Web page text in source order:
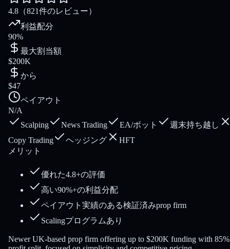
4.8 （821件のレビュー）
利益配分
90%
最大割当額
$200K
から
$47
ペイアウト
N/A
Scalping
News Trading EA/ボット
週末持ち越し
Copy Trading
ヘッジング
HFT
メリット
優れた4.8+の評価
高い90%+の利益分配
ペイアウト実績のある検証済みprop firm
Scalingプログラムあり
Newer UK-based prop firm offering up to $200K funding with 85%